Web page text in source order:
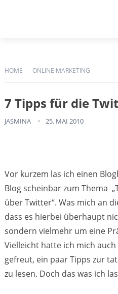
HOME ONLINE MARKETING
7 Tipps für die
JASMINA 25. MAI 2010
Vor kurzem las ich einen
Blog scheinbar zum Thema
über Twitter“. Was mich an
dass es hierbei überhaupt
sondern vielmehr um eine
Vielleicht hatte ich mich
gefreut, ein paar Tipps zur
zu lesen. Doch das was ich